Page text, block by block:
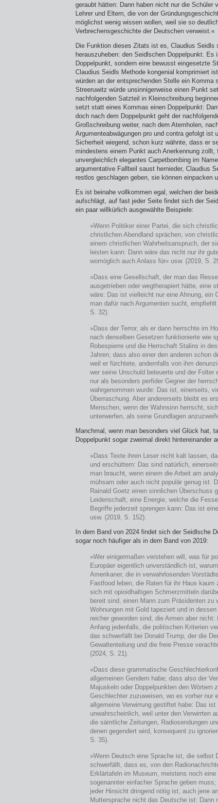
geraubt hätten: Dann haben nicht nur die Schüler
Lehrer und Eltern, die von der
möglichst wenig wissen wollen, weil sie so
Verbrechensgeschichte der Deutschen verweist.«
Die Funktion dieses Zitats ist es, Claudius Seidls
herauszuheben: den Seidlschen Doppelpunkt.
Doppelpunkt, sondern eine bewusst eingesetzte
Claudius Seidls Methode kongenial komprimiert
würden an der entsprechenden Stelle ein Komma
Streeruwitz würde unsinnigerweise einen Punkt
nachfolgenden Satzteil in Kleinschreibung
setzt statt eines Kommas einen Doppelpunkt:
doch nach dem Doppelpunkt geht der
Großschreibung weiter, nach dem Atemholen,
Argumenteabwägungen pro und contra gefolgt ist
Sicherheit wiegend, schon kurz wähnte, dass er
mindestens einem Punkt auch Anerkennung
unvergleichlich elegantes Carpetbombing im
argumentative Fallbeil saust hernieder, Claudius
restlos geschlagen geben, sie können einpacken
Es ist beinahe vollkommen egal, welchen der
aufschlägt, auf fast jeder Seite findet sich der
ein paar willkürlich ausgewählte Beispiele:
»Wenn Politiker einer Partei, die sich
christlichen Abendland sprächen, von
einem christlichen Wahrheitsanspruch, der
leisten kann: Dann wäre das nicht nur ihr
womöglich auch Anlass für« usw. (2019, S.
»Dass eine Gesellschaft, der man das
ausgetrieben oder wegtherapiert hätte, eine
wäre: Das ist vielleicht nur eine Ahnung, ein
man dafür nach Argumenten sucht,
S. 32).
»Dass der Terror, als er dann herrschte im
nach denselben Gesetzen funktionierte wie
Robespierre und die Herrschaft Stalins in
Jahren; dass also einer den anderen schon
weil er fürchtete, andernfalls von ihm
wer seine Unschuld beteuerte und der Folter
nur als besonders perfider Gegner der
wahrgenommen wurde: Das ist, einerseits,
Überraschung. Aber andererseits bleibt es
Menschen, wenn der Wahnsinn herrscht,
unterwerfen, als seine Grundlagen
Manchmal, wenn man besonders viel Glück hat,
Doppelpunkt sogar zweimal direkt hintereinander
»Dass Texte ihren Leser nicht kalt lassen,
und erschüttern: Das sind natürlich,
man braucht, wenn einem die Arbeit am
mühsam oder auch nicht populär genug ist.
Rainald Goetz einen sinnlichen Überschuss
Leidenschaft, eine Energie, welche die
Begriffe jederzeit sprengen kann: Das ist
usw. (2019, S. 152).
In dem Band von 2024 findet sich der Seidlsche
sogar noch häufiger als in dem Band von 2019:
»Wer einigermaßen verstehen will, was für
Europäer eigentlich unverständlich ist,
Amerikaner, die in verwahrlosenden
Fastfood leben, die Raten für ihr Haus kaum
sich mit opioidhaltigen Schmerzmitteln
bereit sind, einen Mann zum Präsidenten zu
Wohnungen mit Gold tapeziert und in
reicher geworden sind, die Armen aber nicht:
Anfang jedenfalls, die politischen Kriterien
das schwerfällt bei Donald Trump, der die
Gewaltenteilung und die freie Presse
(2024, S. 21).
»Dass diese grammatische
allgemeinen Gendern habe; dass also der
Majuskeln oder Doppelpunkten den Wörtern
Geschlechter zuzuweisen, wo es vorher nur
allgemeine Verwirrung gestiftet habe: Das ist
unwahrscheinlich, weil unter den Verwirrten
die sämtliche Zeitungen, Radiosendungen
denen gegendert wird, konsequent zu
S. 35).
»Wenn Deutsch eine Sprache ist, die selbst
schwerfällt, dass es, von den
Erklärtafeln im Museum, meistens noch
sogenannter einfacher Sprache geben
jeder Hinsicht dringend nötig ist, auch jene
Muttersprache nicht das Deutsche ist: Dann